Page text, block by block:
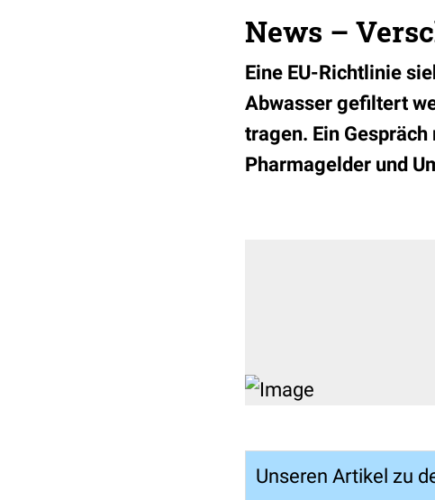
News –
Eine EU-Richtlinie
Abwasser gefiltert
tragen. Ein
Pharmagelder und
Unseren Artikel zu